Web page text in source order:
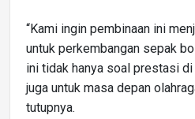
“Kami ingin pembinaan ini
untuk perkembangan sepak
ini tidak hanya soal prestasi
juga untuk masa depan
tutupnya.